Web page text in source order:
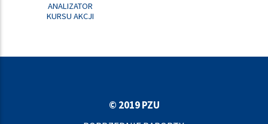
ANALIZATOR
KURSU AKCJI
© 2019 PZU